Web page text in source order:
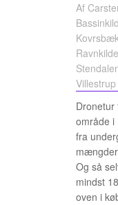
Af
Ravnkilde
Dronetur
område i
fra
Og så
mindst
oven i